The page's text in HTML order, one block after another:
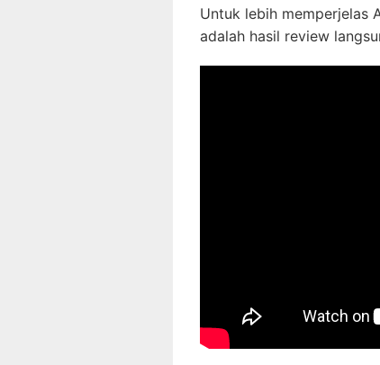
Untuk lebih memperjelas
adalah hasil review